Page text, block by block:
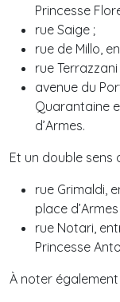
Princesse
rue Saige ;
rue de Millo,
rue Terrazzani
avenue du
Quarantaine
d’Armes.
Et un double sens
rue Grimaldi,
place d’Armes
rue Notari,
Princesse
À noter également